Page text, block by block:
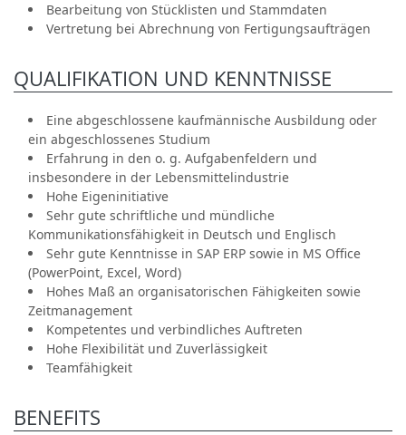
Bearbeitung von Stücklisten und Stammdaten
Vertretung bei Abrechnung von Fertigungsaufträgen
QUALIFIKATION UND KENNTNISSE
Eine abgeschlossene kaufmännische Ausbildung oder
ein abgeschlossenes Studium
Erfahrung in den o. g. Aufgabenfeldern und
insbesondere in der Lebensmittelindustrie
Hohe Eigeninitiative
Sehr gute schriftliche und mündliche
Kommunikationsfähigkeit in Deutsch und Englisch
Sehr gute Kenntnisse in SAP ERP sowie in MS Office
(PowerPoint, Excel, Word)
Hohes Maß an organisatorischen Fähigkeiten sowie
Zeitmanagement
Kompetentes und verbindliches Auftreten
Hohe Flexibilität und Zuverlässigkeit
Teamfähigkeit
BENEFITS